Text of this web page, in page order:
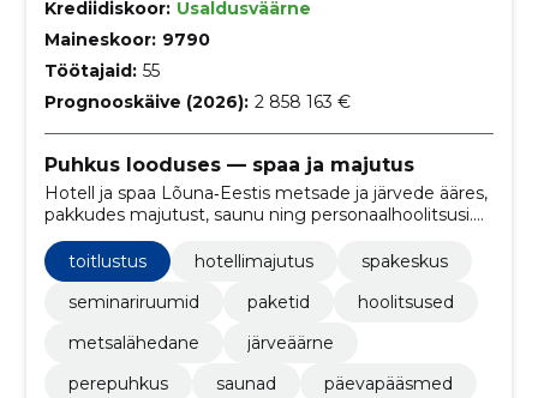
Krediidiskoor: Usaldusväärne
Maineskoor: 9790
Töötajaid: 55
Prognooskäive (2026): 2 858 163 €
Puhkus looduses — spaa ja majutus
Hotell ja spaa Lõuna‑Eestis metsade ja järvede ääres,
pakkudes majutust, saunu ning personaalhoolitsusi.
Pakume pakettreise, seminare ja mugavat
otsebroneerimist ning e‑poe lahendust.
toitlustus hotellimajutus
spakeskus
seminariruumid
paketid
hoolitsused
metsalähedane
järveäärne
perepuhkus
saunad
päevapääsmed